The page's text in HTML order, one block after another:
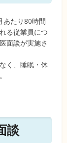
あたり80時間
る従業員につ
面談が実施さ
く、睡眠・休
談